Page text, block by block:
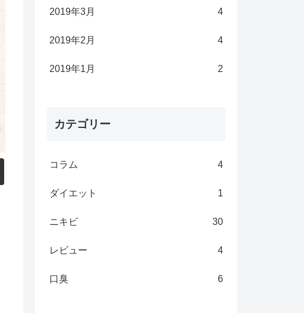
2019年3月 4
2019年2月 4
2019年1月 2
カテゴリー
コラム 4
ダイエット 1
ニキビ 30
レビュー 4
口臭 6